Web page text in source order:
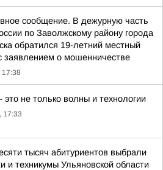
сообщение. В дежурную часть
по Заволжскому району города
обратился 19-летний местный
заявлением о мошенничестве
17:38
не только волны и технологии
17:33
тысяч абитуриентов выбрали
и техникумы Ульяновской области